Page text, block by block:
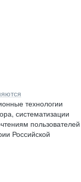
технологии
систематизации
пользователей
Российской